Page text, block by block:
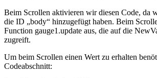
Beim Scrollen aktivieren wir diesen Code, da
die ID „body“ hinzugefügt haben. Beim
Function gauge1.update aus, die auf die
zugreift.
Um beim Scrollen einen Wert zu erhalten
Codeabschnitt: